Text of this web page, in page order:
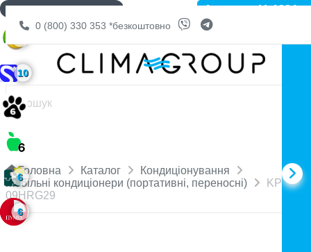
0 (800) 330 353 *безкоштовно
Головна Каталог
Кондиціонування
Мобільні кондиціонери (портативні, переносні)
KPPH-
09HRG29
Артикул: 11-1884
ДОСТАВКА БЕЗКОШТОВНО
10
6
6